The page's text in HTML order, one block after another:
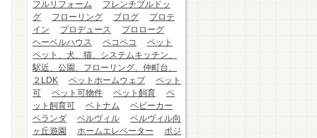
フルリフォーム
フレンチブルドッ
グ
フローリング ブログ
プロテ
イン
プロデュース
プロローグ
ヘーベルハウス
ペコペコ
ペット
ペット、犬、猫、システムキッチン、
駅近、公園、フローリング、仲町台、
２LDK
ペットホームウェブ
ペット
可
ペット可物件 ペット飼育
ペ
ット飼育可
ベトナム
ベビーカー
ベランダ
ベルヴィル
ベルヴィル向
ヶ丘遊園
ホームエレベーター
ポジ